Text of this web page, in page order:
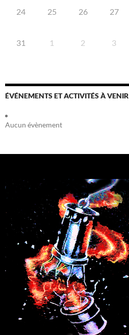
24 25 26 27
31 1 2 3
ÉVÉNEMENTS ET ACTIVITÉS À VENIR
Aucun évènement